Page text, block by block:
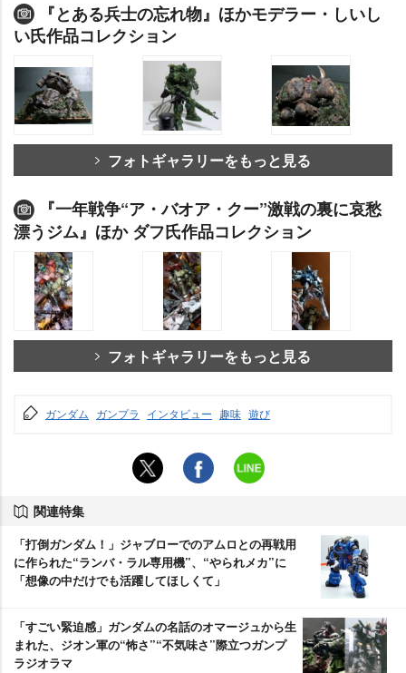
『とある兵士の忘れ物』ほかモデラー・しいし
い氏作品コレクション
フォトギャラリーをもっと見る
『一年戦争“ア・バオア・クー”激戦の裏に哀愁
漂うジム』ほか ダフ氏作品コレクション
フォトギャラリーをもっと見る
ガンダム ガンプラ インタビュー 趣味 遊び
関連特集
「打倒ガンダム！」ジャブローでのアムロとの再戦用
に作られた“ランバ・ラル専用機”、“やられメカ”に
「想像の中だけでも活躍してほしくて」
「すごい緊迫感」ガンダムの名話のオマージュから生
まれた、ジオン軍の“怖さ”“不気味さ”際立つガンプ
ラジオラマ